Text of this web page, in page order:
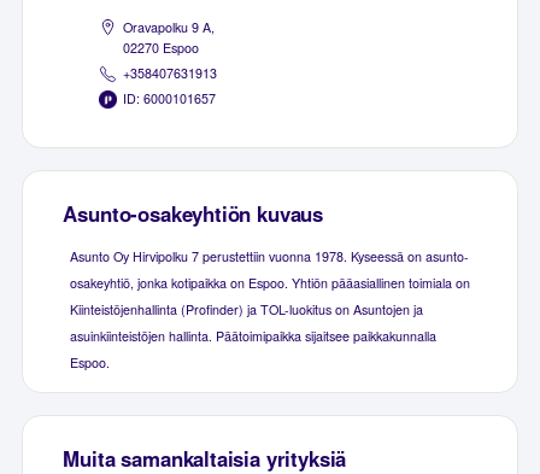
Oravapolku 9 A,
02270 Espoo
+358407631913
ID: 6000101657
Asunto-osakeyhtiön kuvaus
Asunto Oy Hirvipolku 7 perustettiin vuonna 1978. Kyseessä on asunto-
osakeyhtiö, jonka kotipaikka on Espoo. Yhtiön pääasiallinen toimiala on
Kiinteistöjenhallinta (Profinder) ja TOL-luokitus on Asuntojen ja
asuinkiinteistöjen hallinta. Päätoimipaikka sijaitsee paikkakunnalla
Espoo.
Muita samankaltaisia yrityksiä